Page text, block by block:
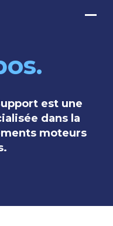
est une
dans la
moteurs